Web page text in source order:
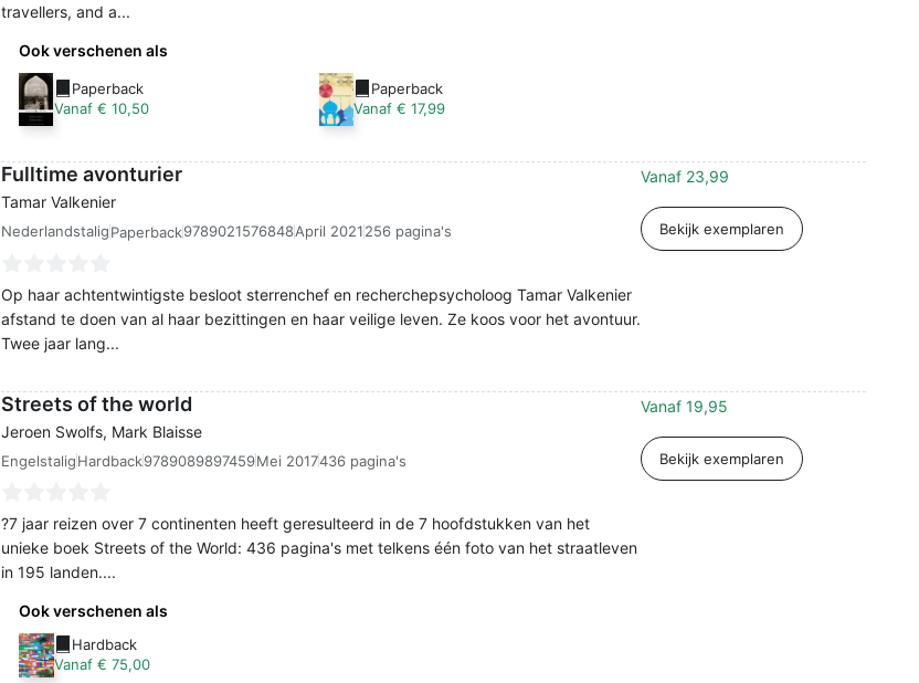
travellers, and a...
Ook verschenen als
Paperback
Vanaf € 10,50
Paperback
Vanaf € 17,99
Fulltime avonturier
Tamar Valkenier
NederlandstaligPaperback9789021576848April 2021256 pagina's
Op haar achtentwintigste besloot sterrenchef en recherchepsycholoog Tamar Valkenier
afstand te doen van al haar bezittingen en haar veilige leven. Ze koos voor het avontuur.
Twee jaar lang...
Vanaf 23,99
Bekijk exemplaren
Streets of the world
Jeroen Swolfs, Mark Blaisse
EngelstaligHardback9789089897459Mei 2017436 pagina's
?7 jaar reizen over 7 continenten heeft geresulteerd in de 7 hoofdstukken van het
unieke boek Streets of the World: 436 pagina's met telkens één foto van het straatleven
in 195 landen....
Vanaf 19,95
Bekijk exemplaren
Ook verschenen als
Hardback
Vanaf € 75,00